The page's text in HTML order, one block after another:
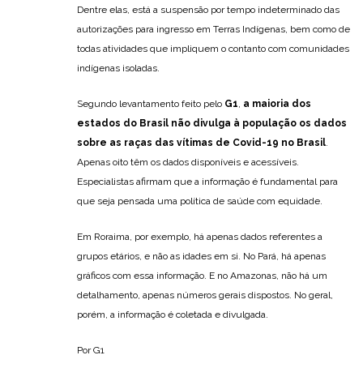
Dentre elas, está a suspensão por tempo indeterminado das
autorizações para ingresso em Terras Indígenas, bem como de
todas atividades que impliquem o contanto com comunidades
indígenas isoladas.
Segundo levantamento feito pelo G1 a maioria dos
estados do Brasil não divulga à população os dados
sobre as raças das vítimas de Covid-19 no Brasil
Apenas oito têm os dados disponíveis e acessíveis.
Especialistas afirmam que a informação é fundamental para
que seja pensada uma política de saúde com equidade.
Em Roraima, por exemplo, há apenas dados referentes a
grupos etários, e não as idades em si. No Pará, há apenas
gráficos com essa informação. E no Amazonas, não há um
detalhamento, apenas números gerais dispostos. No geral,
porém, a informação é coletada e divulgada.
Por G1